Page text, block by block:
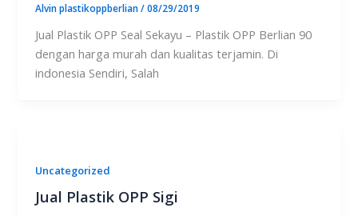
Alvin plastikoppberlian/08/29/2019
Jual Plastik OPP Seal Sekayu – Plastik OPP Berlian 90
dengan harga murah dan kualitas terjamin. Di
indonesia Sendiri, Salah
Uncategorized
Jual Plastik OPP Sigi